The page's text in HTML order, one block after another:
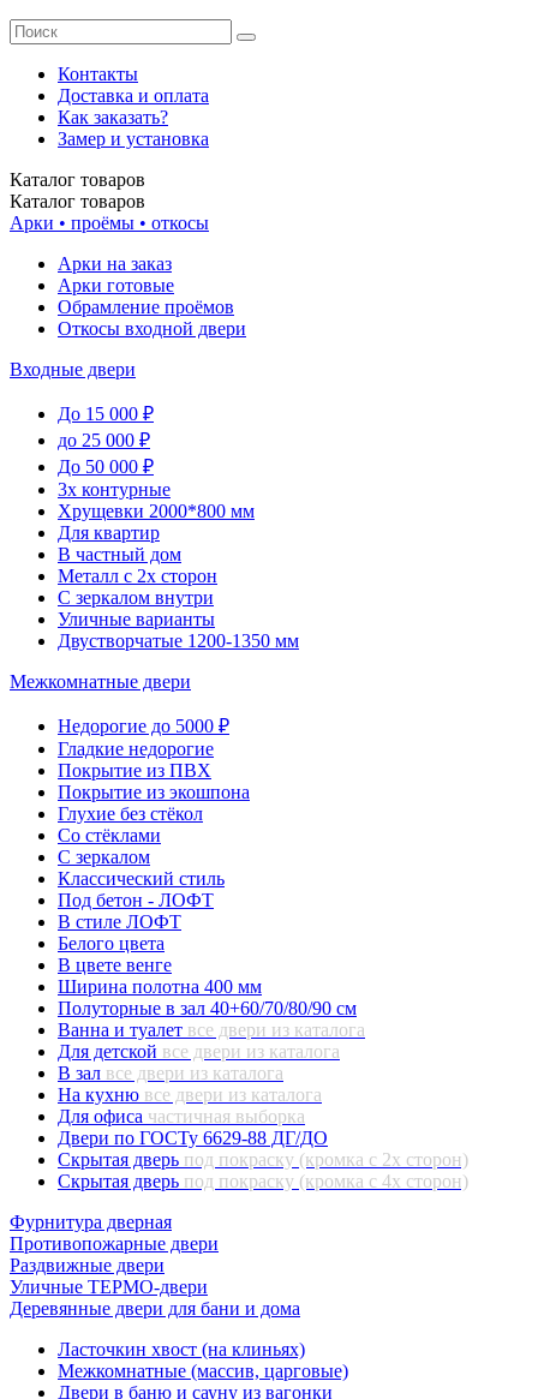
Контакты
Доставка и оплата
Как заказать?
Замер и установка
Каталог товаров
Каталог товаров
Арки • проёмы • откосы
Арки на заказ
Арки готовые
Обрамление проёмов
Откосы входной двери
Входные двери
До 15 000 ₽
до 25 000 ₽
До 50 000 ₽
3х контурные
Хрущевки 2000*800 мм
Для квартир
В частный дом
Металл с 2х сторон
С зеркалом внутри
Уличные варианты
Двустворчатые 1200-1350 мм
Межкомнатные двери
Недорогие до 5000 ₽
Гладкие недорогие
Покрытие из ПВХ
Покрытие из экошпона
Глухие без стёкол
Со стёклами
С зеркалом
Классический стиль
Под бетон - ЛОФТ
В стиле ЛОФТ
Белого цвета
В цвете венге
Ширина полотна 400 мм
Полуторные в зал 40+60/70/80/90 см
Ванна и туалет все двери из каталога
Для детской все двери из каталога
В зал все двери из каталога
На кухню все двери из каталога
Для офиса частичная выборка
Двери по ГОСТу 6629-88 ДГ/ДО
Скрытая дверь под покраску (кромка с 2х сторон)
Скрытая дверь под покраску (кромка с 4х сторон)
Фурнитура дверная
Противопожарные двери
Раздвижные двери
Уличные ТЕРМО-двери
Деревянные двери для бани и дома
Ласточкин хвост (на клиньях)
Межкомнатные (массив, царговые)
Двери в баню и сауну из вагонки